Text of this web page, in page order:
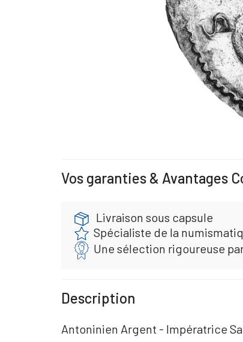
Vos garanties & Avantages
Livraison sous capsule
Spécialiste de la
Une sélection rigoureuse
Description
Antoninien Argent - Impératrice